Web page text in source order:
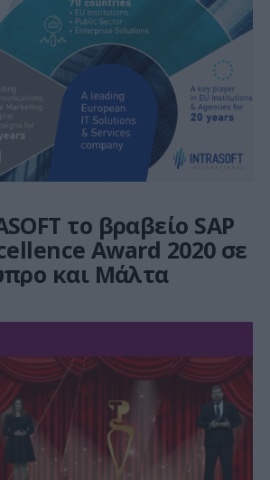
τη φήμη και τις […]
το βραβείο SAP
Award 2020 σε
και Μάλτα